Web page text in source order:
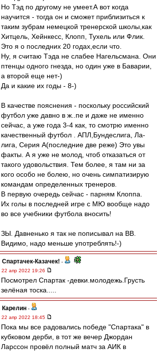
Но Тэд по другому не умеет.А вот когда
научится - тогда он и сможет приблизиться к
таким зубрам немецкой тренерской школы,как
Хитцель, Хейнкесс, Клопп, Тухель или Флик.
Это я о последних 20 годах,если что.
Ну, я считаю Тэда не слабее Нагельсмана. Они
птенцы одного гнезда, но один уже в Баварии,
а второй еще нет-)
Да и какие их годы - 8-)
В качестве пояснения - поскольку российский
футбол уже давно в ж..пе и даже не именно
сейчас, а уже года 3-4 как, то смотрю именно
качественный футбол . АПЛ,Бундеслига, Ла-
лига, Серия А(последние две реже) Это увы
факты. А я уже не молод, чтоб отказаться от
такого удовольствия. Тем более, я там ни за
кого особо не болею, но очень симпатизирую
командам определенных тренеров.
В первую очередь сейчас - парням Клоппа.
Их голы в последней игре с МЮ вообще надо
во все учебники футбола вносить!
ЗЫ. Давненько я так не пописывал на ВВ.
Видимо, надо меньше употреблять!-)
Спартачек-Казачек! -
22 апр 2022 19:26
Посмотрел Спартак -девки.молодежь.Грусть
зелёная тоска.....
Карелин -
22 апр 2022 18:45
Пока мы все радовались победе "Спартака" в
кубковом дерби, в тот же вечер Джордан
Ларссон провёл полный матч за АИК в